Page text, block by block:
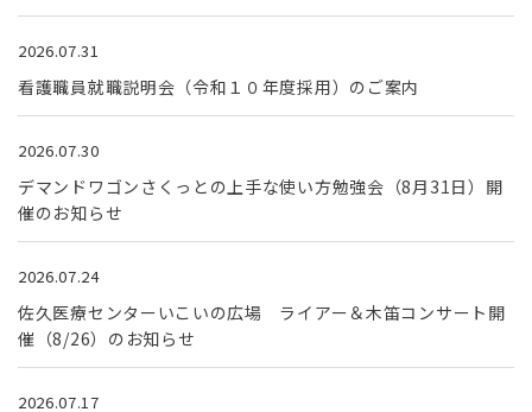
2026.07.31
看護職員就職説明会（令和１０年度採用）のご案内
2026.07.30
デマンドワゴンさくっとの上手な使い方勉強会（8月31日）開
催のお知らせ
2026.07.24
佐久医療センターいこいの広場 ライアー＆木笛コンサート開
催（8/26）のお知らせ
2026.07.17